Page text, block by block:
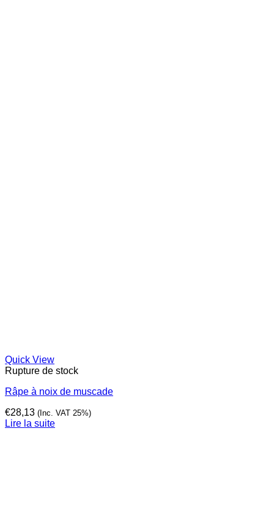
Quick View
Rupture de stock
Râpe à noix de muscade
€28,13 (Inc. VAT 25%)
Lire la suite